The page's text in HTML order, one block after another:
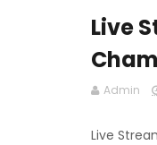
Live
Admin
Live